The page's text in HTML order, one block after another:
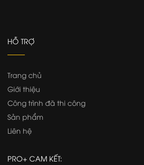
HỖ TRỢ
Trang chủ
Giới thiệu
Công trình đã thi công
Sản phẩm
Liên hệ
PRO+ CAM KẾT: